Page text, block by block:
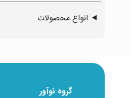
انواع محصولات
گروه نوآور